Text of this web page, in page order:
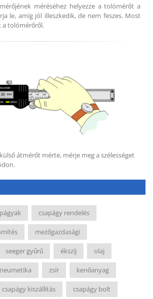
méréséhez helyezze a tolómérőt a
le, amíg jól illeszkedik, de nem feszes. Most
a tolómérőről.
átmérőt mérte, mérje meg a szélességet
csapágy rendelés
mezőgazdasági
seeger gyűrű ékszíj olaj
zsír kenőanyag
csapágy kiszállítás csapágy bolt